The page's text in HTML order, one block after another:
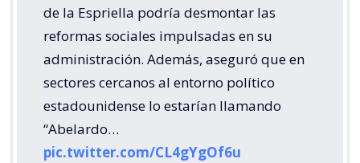
de la Espriella podría desmontar las
reformas sociales impulsadas en su
administración. Además, aseguró que en
sectores cercanos al entorno político
estadounidense lo estarían llamando
“Abelardo…
pic.twitter.com/CL4gYgOf6u